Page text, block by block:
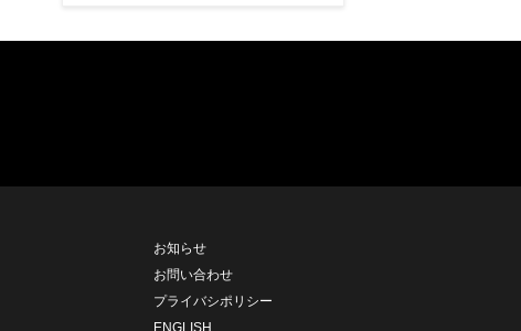
お知らせ
お問い合わせ
プライバシポリシー
ENGLISH